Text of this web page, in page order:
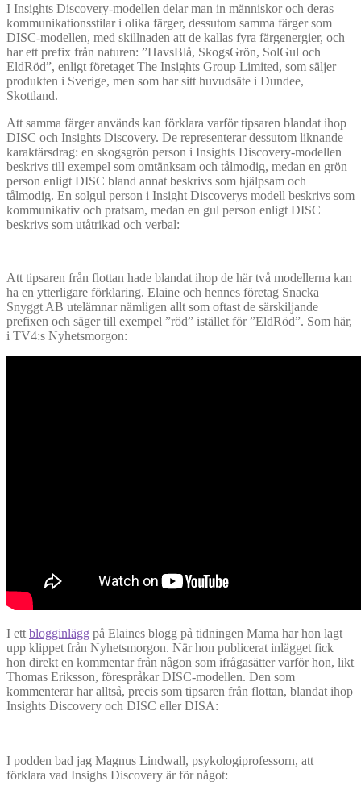
I Insights Discovery-modellen delar man in människor och deras
kommunikationsstilar i olika färger, dessutom samma färger som
DISC-modellen, med skillnaden att de kallas fyra färgenergier, och
har ett prefix från naturen: ”HavsBlå, SkogsGrön, SolGul och
EldRöd”, enligt företaget The Insights Group Limited, som säljer
produkten i Sverige, men som har sitt huvudsäte i Dundee,
Skottland.
Att samma färger används kan förklara varför tipsaren blandat ihop
DISC och Insights Discovery. De representerar dessutom liknande
karaktärsdrag: en skogsgrön person i Insights Discovery-modellen
beskrivs till exempel som omtänksam och tålmodig, medan en grön
person enligt DISC bland annat beskrivs som hjälpsam och
tålmodig. En solgul person i Insight Discoverys modell beskrivs som
kommunikativ och pratsam, medan en gul person enligt DISC
beskrivs som utåtrikad och verbal:
Att tipsaren från flottan hade blandat ihop de här två modellerna kan
ha en ytterligare förklaring. Elaine och hennes företag Snacka
Snyggt AB utelämnar nämligen allt som oftast de särskiljande
prefixen och säger till exempel ”röd” istället för ”EldRöd”. Som här,
i TV4:s Nyhetsmorgon:
I ett blogginlägg på Elaines blogg på tidningen Mama har hon lagt
upp klippet från Nyhetsmorgon. När hon publicerat inlägget fick
hon direkt en kommentar från någon som ifrågasätter varför hon, likt
Thomas Eriksson, förespråkar DISC-modellen. Den som
kommenterar har alltså, precis som tipsaren från flottan, blandat ihop
Insights Discovery och DISC eller DISA:
I podden bad jag Magnus Lindwall, psykologiprofessorn, att
förklara vad Insighs Discovery är för något: